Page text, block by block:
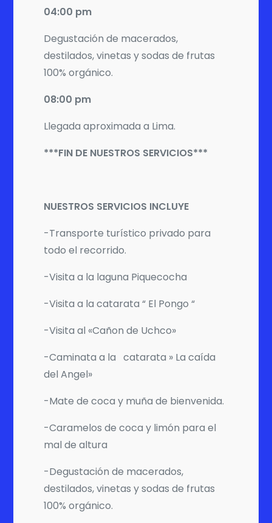
04:00 pm
Degustación de macerados,
destilados, vinetas y sodas de frutas
100% orgánico.
08:00 pm
Llegada aproximada a Lima.
***FIN DE NUESTROS SERVICIOS***
NUESTROS SERVICIOS INCLUYE
-Transporte turístico privado para
todo el recorrido.
-Visita a la laguna Piquecocha
-Visita a la catarata “ El Pongo “
-Visita al «Cañon de Uchco»
-Caminata a la catarata » La caída
del Angel»
-Mate de coca y muña de bienvenida.
-Caramelos de coca y limón para el
mal de altura
-Degustación de macerados,
destilados, vinetas y sodas de frutas
100% orgánico.